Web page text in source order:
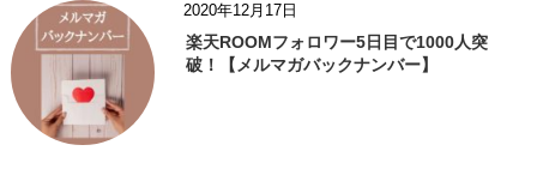
2020年12月17日
楽天ROOMフォロワー5日目で1000人突
破！【メルマガバックナンバー】